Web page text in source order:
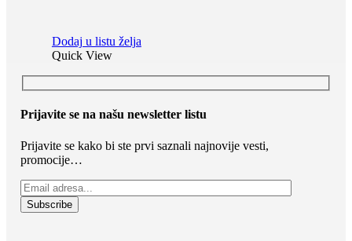
Dodaj u listu želja
Quick View
Prijavite se na našu newsletter listu
Prijavite se kako bi ste prvi saznali najnovije vesti,
promocije…